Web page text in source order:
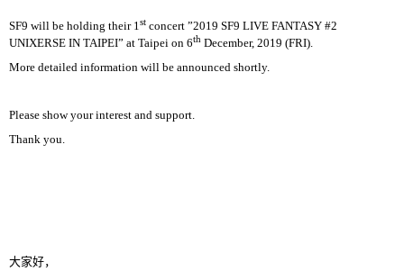
SF9 will be holding their 1 st concert ”2019 SF9 LIVE FANTASY #2
UNIXERSE IN TAIPEI” at Taipei on 6th December, 2019 (FRI).
More detailed information will be announced shortly.
Please show your interest and support.
Thank you.
大家好，